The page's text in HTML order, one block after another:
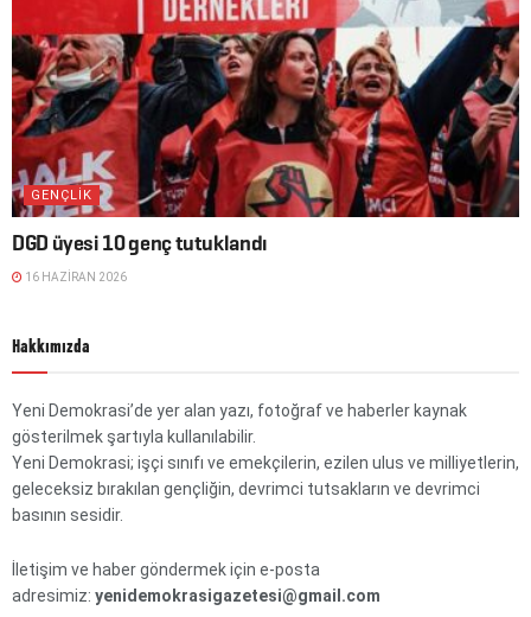
GENÇLIK
DGD üyesi 10 genç tutuklandı
16 HAZIRAN 2026
Hakkımızda
Yeni Demokrasi’de yer alan yazı, fotoğraf ve haberler kaynak
gösterilmek şartıyla kullanılabilir.
Yeni Demokrasi; işçi sınıfı ve emekçilerin, ezilen ulus ve milliyetlerin,
geleceksiz bırakılan gençliğin, devrimci tutsakların ve devrimci
basının sesidir.
İletişim ve haber göndermek için e-posta
adresimiz: yenidemokrasigazetesi@gmail.com